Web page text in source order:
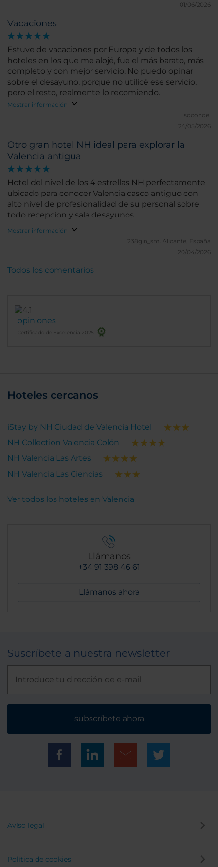
01/06/2026
Vacaciones
Estuve de vacaciones por Europa y de todos los
hoteles en los que me alojé, fue el más barato, más
completo y con mejor servicio. No puedo opinar
sobre el desayuno, porque no utilicé ese servicio,
pero el resto, realmente lo recomiendo.
Mostrar información
sdconde.
24/05/2026
Otro gran hotel NH ideal para explorar la
Valencia antigua
Hotel del nivel de los 4 estrellas NH perfectamente
ubicado para conocer Valencia casco antiguo con
alto nivel de profesionalidad de su personal sobre
todo recepcion y sala desayunos
Mostrar información
238gin_sm. Alicante, España
20/04/2026
opiniones
Certificado de Excelencia 2025
Todos los comentarios
Hoteles cercanos
iStay by NH Ciudad de Valencia Hotel
NH Collection Valencia Colón
NH Valencia Las Artes
NH Valencia Las Ciencias
Ver todos los hoteles en Valencia
Llámanos
+34 91 398 46 61
Llámanos ahora
Suscríbete a nuestra newsletter
subscríbete ahora
Aviso legal
Política de cookies